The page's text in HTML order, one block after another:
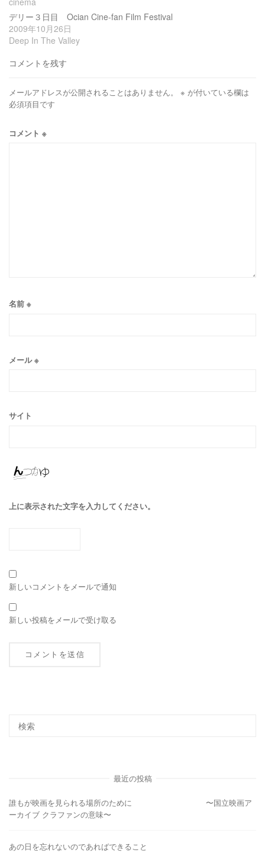
デリー３日目 Ocian Cine-fan Film Festival
2009年10月26日
Deep In The Valley
コメントを残す
メールアドレスが公開されることはありません。 ※ が付いている欄は
必須項目です
コメント ※
名前 ※
メール※
サイト
上に表示された文字を入力してください。
新しいコメントをメールで通知
新しい投稿をメールで受け取る
最近の投稿
誰もが映画を見られる場所のために 〜国立映画ア
ーカイブ クラファンの意味〜
あの日を忘れないのであればできること